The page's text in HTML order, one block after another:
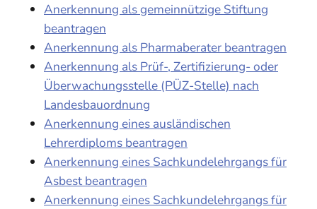
Anerkennung als gemeinnützige Stiftung
beantragen
Anerkennung als Pharmaberater beantragen
Anerkennung als Prüf-, Zertifizierung- oder
Überwachungsstelle (PÜZ-Stelle) nach
Landesbauordnung
Anerkennung eines ausländischen
Lehrerdiploms beantragen
Anerkennung eines Sachkundelehrgangs für
Asbest beantragen
Anerkennung eines Sachkundelehrgangs für